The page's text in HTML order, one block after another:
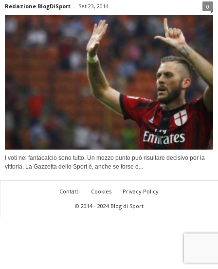
Redazione BlogDiSport - Set 23, 2014 0
I voti nel fantacalcio sono tutto. Un mezzo punto può risultare decisivo per la
vittoria. La Gazzetta dello Sport è, anche se forse è...
Contatti Cookies
Privacy Policy
© 2014 - 2024 Blog di Sport